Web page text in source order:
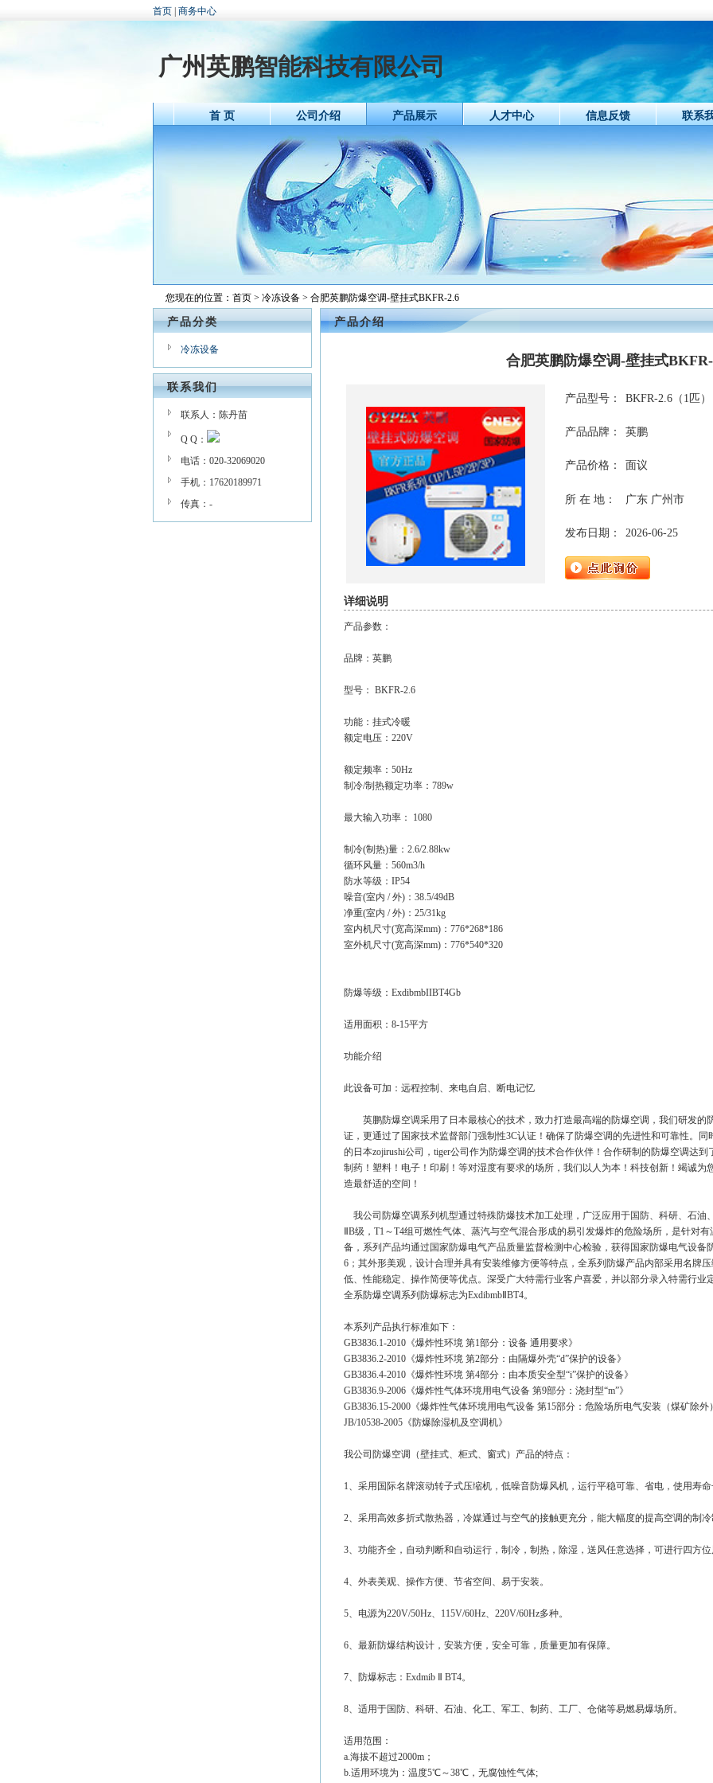
首页 商务中心
广州英鹏智能科技有限公司
首 页 公司介绍 产品展示 人才中心 信息反馈 联系
您现在的位置： 首页 > 冷冻设备 > 合肥英鹏防爆空调-壁挂式BKFR-2.6
产品分类
冷冻设备
联系我们
联系人：陈丹苗
Q Q：
电话：020-32069020
手机：17620189971
传真：-
产品介绍
合肥英鹏防爆空调-壁挂式
产品型号： BKFR-2.6（1匹）
产品品牌： 英鹏
产品价格： 面议
所 在 地： 广东 广州市
发布日期： 2026-06-25
详细说明
产品参数：
品牌：英鹏
型号： BKFR-2.6
功能：挂式冷暖
额定电压：220V
额定频率：50Hz
制冷/制热额定功率：789w
最大输入功率： 1080
制冷(制热)量：2.6/2.88kw
循环风量：560m3/h
防水等级：IP54
噪音(室内 / 外)：38.5/49dB
净重(室内 / 外)：25/31kg
室内机尺寸(宽高深mm)：776*268*186
室外机尺寸(宽高深mm)：776*540*320
防爆等级：ExdibmbIIBT4Gb
适用面积：8-15平方
功能介绍
此设备可加：远程控制、来电自启、断电记忆
英鹏防爆空调采用了日本最核心的技术，致力打造最高端的防爆空调，我们研发的
证，更通过了国家技术监督部门强制性3C认证！确保了防爆空调的先进性和可靠性。
的日本zojirushi公司，tiger公司作为防爆空调的技术合作伙伴！合作研制的防爆空调达
制药！塑料！电子！印刷！等对湿度有要求的场所，我们以人为本！科技创新！竭诚为
造最舒适的空间！
我公司防爆空调系列机型通过特殊防爆技术加工处理，广泛应用于国防、科研、石油
ⅡB级，T1～T4组可燃性气体、蒸汽与空气混合形成的易引发爆炸的危险场所，是针对
备，系列产品均通过国家防爆电气产品质量监督检测中心检验，获得国家防爆电气设备
6；其外形美观，设计合理并具有安装维修方便等特点，全系列防爆产品内部采用名牌
低、性能稳定、操作简便等优点。深受广大特需行业客户喜爱，并以部分录入特需行业
全系防爆空调系列防爆标志为ExdibmbⅡBT4。
本系列产品执行标准如下：
GB3836.1-2010《爆炸性环境 第1部分：设备 通用要求》
GB3836.2-2010《爆炸性环境 第2部分：由隔爆外壳“d”保护的设备》
GB3836.4-2010《爆炸性环境 第4部分：由本质安全型“i”保护的设备》
GB3836.9-2006《爆炸性气体环境用电气设备 第9部分：浇封型“m”》
GB3836.15-2000《爆炸性气体环境用电气设备 第15部分：危险场所电气安装（煤矿除外
JB/10538-2005《防爆除湿机及空调机》
我公司防爆空调（壁挂式、柜式、窗式）产品的特点：
1、采用国际名牌滚动转子式压缩机，低噪音防爆风机，运行平稳可靠、省电，使用寿
2、采用高效多折式散热器，冷媒通过与空气的接触更充分，能大幅度的提高空调的制
3、功能齐全，自动判断和自动运行，制冷，制热，除湿，送风任意选择，可进行四方
4、外表美观、操作方便、节省空间、易于安装。
5、电源为220V/50Hz、115V/60Hz、220V/60Hz多种。
6、最新防爆结构设计，安装方便，安全可靠，质量更加有保障。
7、防爆标志：Exdmib Ⅱ BT4。
8、适用于国防、科研、石油、化工、军工、制药、工厂、仓储等易燃易爆场所。
适用范围：
a.海拔不超过2000m；
b.适用环境为：温度5℃～38℃，无腐蚀性气体;